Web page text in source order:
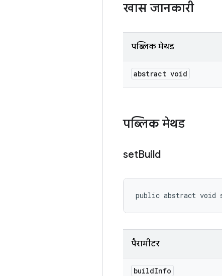
खास जानकारी
पब्लिक मेथड
abstract void
पब्लिक मेथड
setBuild
public abstract void
पैरामीटर
buildInfo